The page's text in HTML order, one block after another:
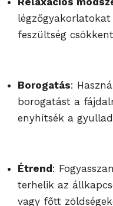
feszültség
Borogatás:
borogatást a
enyhítsék a
Étrend:
terhelik az
vagy főtt